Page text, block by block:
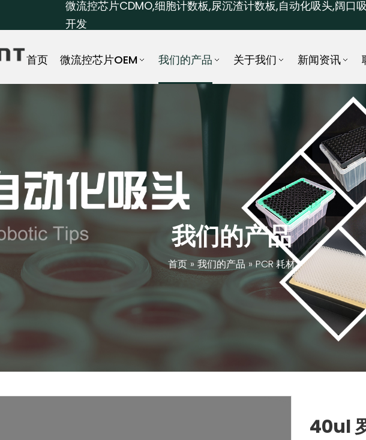
微流控芯片CDMO,细胞计数板,尿沉渣计数板,自动化吸头,阔口
开发
首页 微流控芯片OEM 我们的产品 关于我们 新闻资讯
我们的产品
首页 » 我们的产品 » PCR 耗材
40ul